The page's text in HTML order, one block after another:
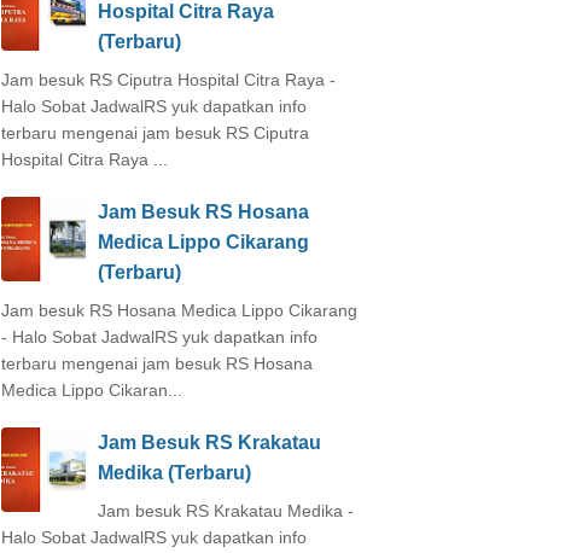
Hospital Citra Raya
(Terbaru)
Jam besuk RS Ciputra Hospital Citra Raya -
Halo Sobat JadwalRS yuk dapatkan info
terbaru mengenai jam besuk RS Ciputra
Hospital Citra Raya ...
Jam Besuk RS Hosana
Medica Lippo Cikarang
(Terbaru)
Jam besuk RS Hosana Medica Lippo Cikarang
- Halo Sobat JadwalRS yuk dapatkan info
terbaru mengenai jam besuk RS Hosana
Medica Lippo Cikaran...
Jam Besuk RS Krakatau
Medika (Terbaru)
Jam besuk RS Krakatau Medika -
Halo Sobat JadwalRS yuk dapatkan info